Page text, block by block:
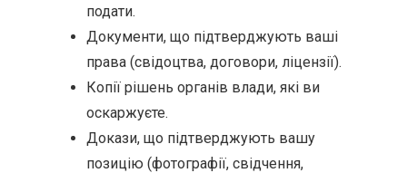
подати.
Документи, що підтверджують ваші
права (свідоцтва, договори, ліцензії).
Копії рішень органів влади, які ви
оскаржуєте.
Докази, що підтверджують вашу
позицію (фотографії, свідчення,